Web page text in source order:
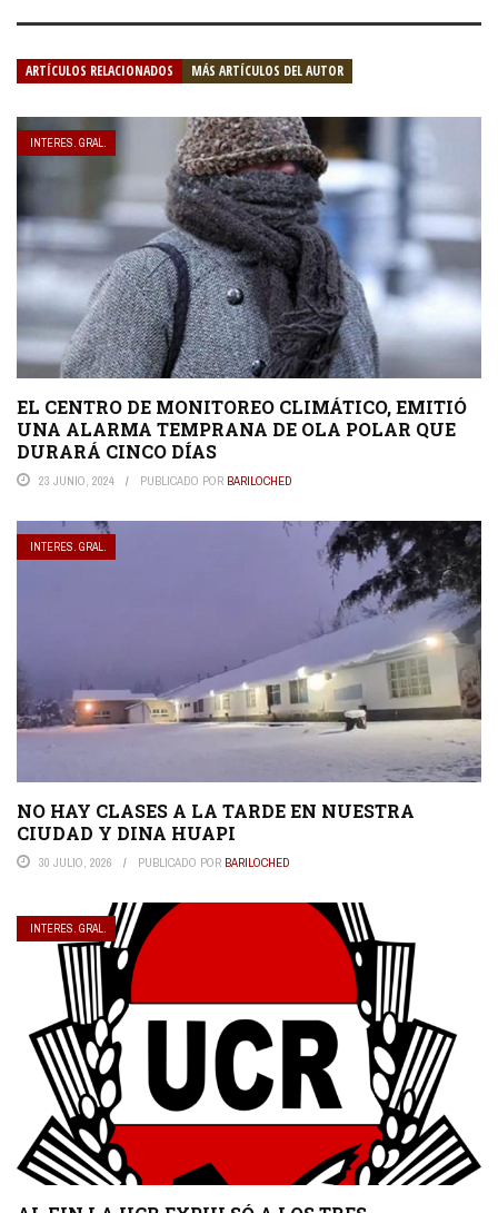
ARTÍCULOS RELACIONADOS MÁS ARTÍCULOS DEL AUTOR
INTERES. GRAL.
EL CENTRO DE MONITOREO CLIMÁTICO, EMITIÓ
UNA ALARMA TEMPRANA DE OLA POLAR QUE
DURARÁ CINCO DÍAS
23 JUNIO, 2024 PUBLICADO POR BARILOCHED
INTERES. GRAL.
NO HAY CLASES A LA TARDE EN NUESTRA
CIUDAD Y DINA HUAPI
30 JULIO, 2026 PUBLICADO POR BARILOCHED
INTERES. GRAL.